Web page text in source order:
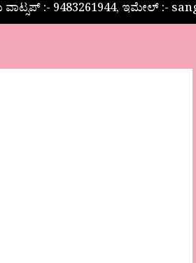
:- 9483261944, ಇಮೇಲ್ :-